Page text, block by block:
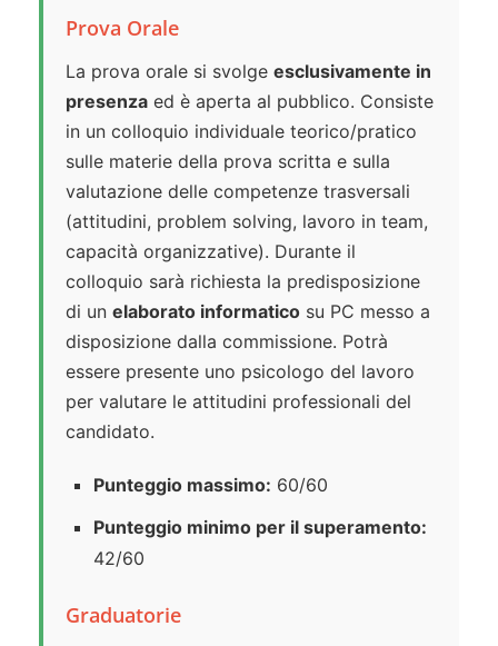
Prova Orale
La prova orale si svolge esclusivamente in
presenza ed è aperta al pubblico. Consiste
in un colloquio individuale teorico/pratico
sulle materie della prova scritta e sulla
valutazione delle competenze trasversali
(attitudini, problem solving, lavoro in team,
capacità organizzative). Durante il
colloquio sarà richiesta la predisposizione
di un elaborato informatico su PC messo a
disposizione dalla commissione. Potrà
essere presente uno psicologo del lavoro
per valutare le attitudini professionali del
candidato.
Punteggio massimo: 60/60
Punteggio minimo per il superamento:
42/60
Graduatorie